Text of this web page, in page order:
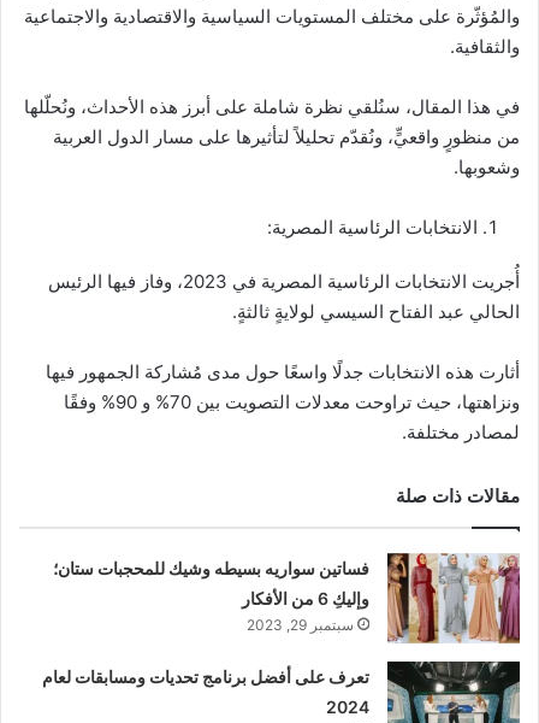
والمُؤثّرة على مختلف المستويات السياسية والاقتصادية والاجتماعية
والثقافية.
في هذا المقال، سنُلقي نظرة شاملة على أبرز هذه الأحداث، ونُحلّلها
من منظورٍ واقعيٍّ، ونُقدّم تحليلاً لتأثيرها على مسار الدول العربية
وشعوبها.
الانتخابات الرئاسية المصرية:
أُجريت الانتخابات الرئاسية المصرية في 2023، وفاز فيها الرئيس
الحالي عبد الفتاح السيسي لولايةٍ ثالثةٍ.
أثارت هذه الانتخابات جدلًا واسعًا حول مدى مُشاركة الجمهور فيها
ونزاهتها، حيث تراوحت معدلات التصويت بين 70% و 90% وفقًا
لمصادر مختلفة.
مقالات ذات صلة
فساتين سواريه بسيطه وشيك للمحجبات ستان؛
وإليكِ 6 من الأفكار
سبتمبر 29, 2023
تعرف على أفضل برنامج تحديات ومسابقات لعام
2024